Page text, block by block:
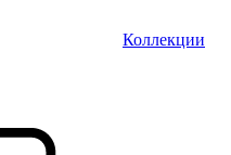
Коллекции